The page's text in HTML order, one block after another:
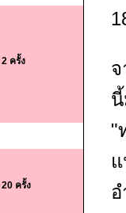
2 ครั้ง
20 ครั้ง
"